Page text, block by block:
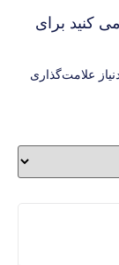
کنید برای
علامت‌گذاری